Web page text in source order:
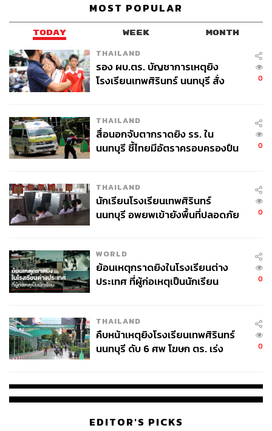
MOST POPULAR
TODAY WEEK MONTH
THAILAND
รอง ผบ.ตร. บัญชาการเหตุยิง
โรงเรียนเทพศิรินทร์ นนทบุรี สั่ง
0
THAILAND
สื่อนอกจับตากราดยิง รร. ใน
นนทบุรี ชี้ไทยมีอัตราครอบครองปืน
0
THAILAND
นักเรียนโรงเรียนเทพศิรินทร์
นนทบุรี อพยพเข้ายังพื้นที่ปลอดภัย
0
WORLD
ย้อนเหตุกราดยิงในโรงเรียนต่าง
ประเทศ ที่ผู้ก่อเหตุเป็นนักเรียน
0
THAILAND
คืบหน้าเหตุยิงโรงเรียนเทพศิรินทร์
นนทบุรี ดับ 6 ศพ โฆษก ตร. เร่ง
0
EDITOR'S PICKS